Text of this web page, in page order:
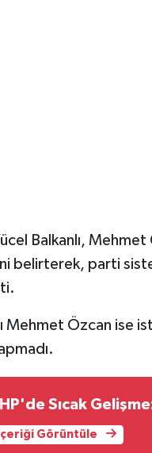
Balkanlı,
belirterek, parti
Mehmet Özcan ise
Sıcak
İçeriği Görüntüle